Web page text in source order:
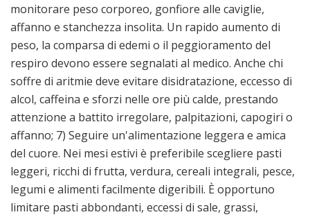
monitorare peso corporeo, gonfiore alle caviglie,
affanno e stanchezza insolita. Un rapido aumento di
peso, la comparsa di edemi o il peggioramento del
respiro devono essere segnalati al medico. Anche chi
soffre di aritmie deve evitare disidratazione, eccesso di
alcol, caffeina e sforzi nelle ore più calde, prestando
attenzione a battito irregolare, palpitazioni, capogiri o
affanno; 7) Seguire un'alimentazione leggera e amica
del cuore. Nei mesi estivi è preferibile scegliere pasti
leggeri, ricchi di frutta, verdura, cereali integrali, pesce,
legumi e alimenti facilmente digeribili. È opportuno
limitare pasti abbondanti, eccessi di sale, grassi,